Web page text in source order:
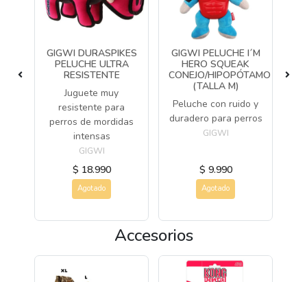
GIGWI DURASPIKES
PELUCHE ULTRA
RESISTENTE
Juguete muy
resistente para
perros de mordidas
intensas
GIGWI
$ 18.990
Agotado
GIGWI PELUCHE I´M
HERO SQUEAK
CONEJO/HIPOPÓTAMO
(TALLA M)
Peluche con ruido y
duradero para perros
GIGWI
$ 9.990
Agotado
Accesorios